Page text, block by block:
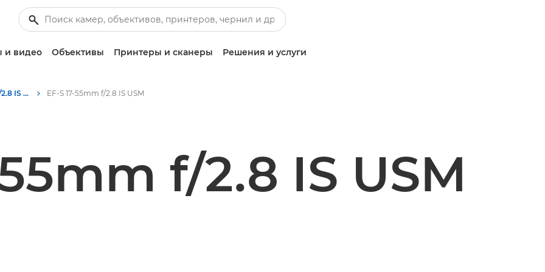
и видео Объективы Принтеры и сканеры Решения и услуги
Canon EF-S 17-55mm f/2.8 IS USM - Lenses - Camera & Photo lenses EF-S 17-55mm f/2.8 IS USM
f/2.8 IS USM